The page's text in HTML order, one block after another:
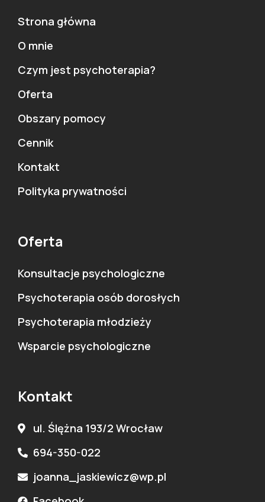
Strona główna
O mnie
Czym jest psychoterapia?
Oferta
Obszary pomocy
Cennik
Kontakt
Polityka prywatności
Oferta
Konsultacje psychologiczne
Psychoterapia osób dorosłych
Psychoterapia młodzieży
Wsparcie psychologiczne
Kontakt
ul. Ślężna 193/2 Wrocław
694-350-022
joanna_jaskiewicz@wp.pl